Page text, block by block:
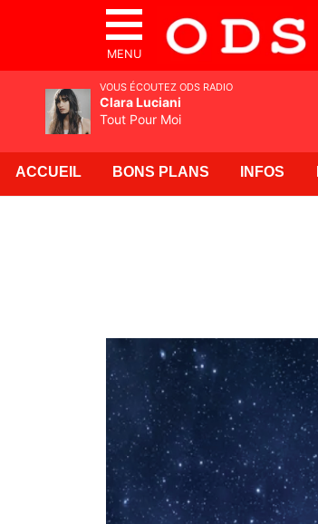
MENU
ACCUEIL BONS PLANS INFOS
VOUS ÉCOUTEZ ODS RADIO
Clara Luciani
Tout Pour Moi